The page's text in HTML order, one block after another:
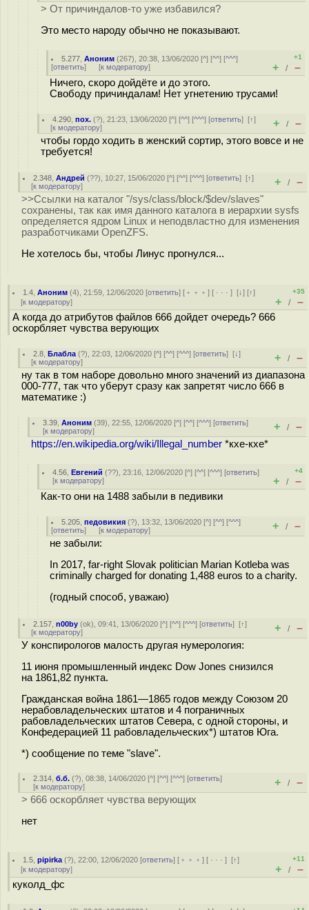
> От причиндалов-то уже избавился?
Это место народу обычно не показывают.
5.277 ,Аноним (267), 20:38, 13/06/2020 [^] [^^] [^^^]
[ответить] [к модератору]
+1
+ / –
Ничего, скоро дойдёте и до этого.
Свободу причиндалам! Нет угнетению трусами!
4.290 ,пох. (?), 21:23, 13/06/2020 [^] [^^] [^^^] [ответить][↑]
[к модератору] + / –
чтобы гордо ходить в женский сортир, этого вовсе и не
требуется!
2.348 ,Андрей (??), 10:27, 15/06/2020 [^] [^^] [^^^] [ответить][↑]
[к модератору] + / –
>>Ссылки на каталог "/sys/class/block/$dev/slaves"
сохранены, так как имя данного каталога в иерархии sysfs
определяется ядром Linux и неподвластно для изменения
разработчиками OpenZFS.
Не хотелось бы, чтобы Линус прогнулся...
1.4 ,Аноним (4), 21:59, 12/06/2020 [ответить] [ ﹢﹢﹢] [ · · ·][↓] [↑]
[к модератору]
+35
+ / –
А когда до атрибутов файлов 666 дойдет очередь? 666
оскорбляет чувства верующих
2.8 ,Блабла (?), 22:03, 12/06/2020 [^] [^^] [^^^] [ответить][↓]
[к модератору] + / –
ну так в том наборе довольно много значений из диапазона
000-777, так что уберут сразу как запретят число 666 в
математике :)
3.39 ,Аноним (39), 22:55, 12/06/2020 [^] [^^] [^^^] [ответить]
[к модератору] + / –
https://en.wikipedia.org/wiki/Illegal_number *кхе-кхе*
4.56 ,Евгений (??), 23:16, 12/06/2020 [^] [^^] [^^^] [ответить]
[к модератору]
+4
+ / –
Как-то они на 1488 забыли в педивики
5.205 ,педовикия (?), 13:32, 13/06/2020 [^] [^^] [^^^]
[ответить] [к модератору] + / –
не забыли:
In 2017, far-right Slovak politician Marian Kotleba was
criminally charged for donating 1,488 euros to a charity.
(годный способ, уважаю)
2.157 ,n00by (ok), 09:41, 13/06/2020 [^] [^^] [^^^] [ответить][↑]
[к модератору] + / –
У конспирологов малость другая нумерология:
11 июня промышленный индекс Dow Jones снизился
на 1861,82 пункта.
Гражданская война 1861—1865 годов между Союзом 20
нерабовладельческих штатов и 4 пограничных
рабовладельческих штатов Севера, с одной стороны, и
Конфедерацией 11 рабовладельческих*) штатов Юга.
*) сообщение по теме "slave".
2.314 ,б.б. (?), 08:38, 14/06/2020 [^] [^^] [^^^] [ответить]
[к модератору] + / –
> 666 оскорбляет чувства верующих
нет
1.5 ,pipirka (?), 22:00, 12/06/2020 [ответить] [ ﹢﹢﹢] [ · · ·][↑]
[к модератору]
+11
+ / –
куколд_фс